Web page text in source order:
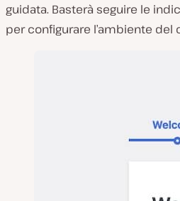
guidata. Basterà seguire le
per configurare l’ambiente del